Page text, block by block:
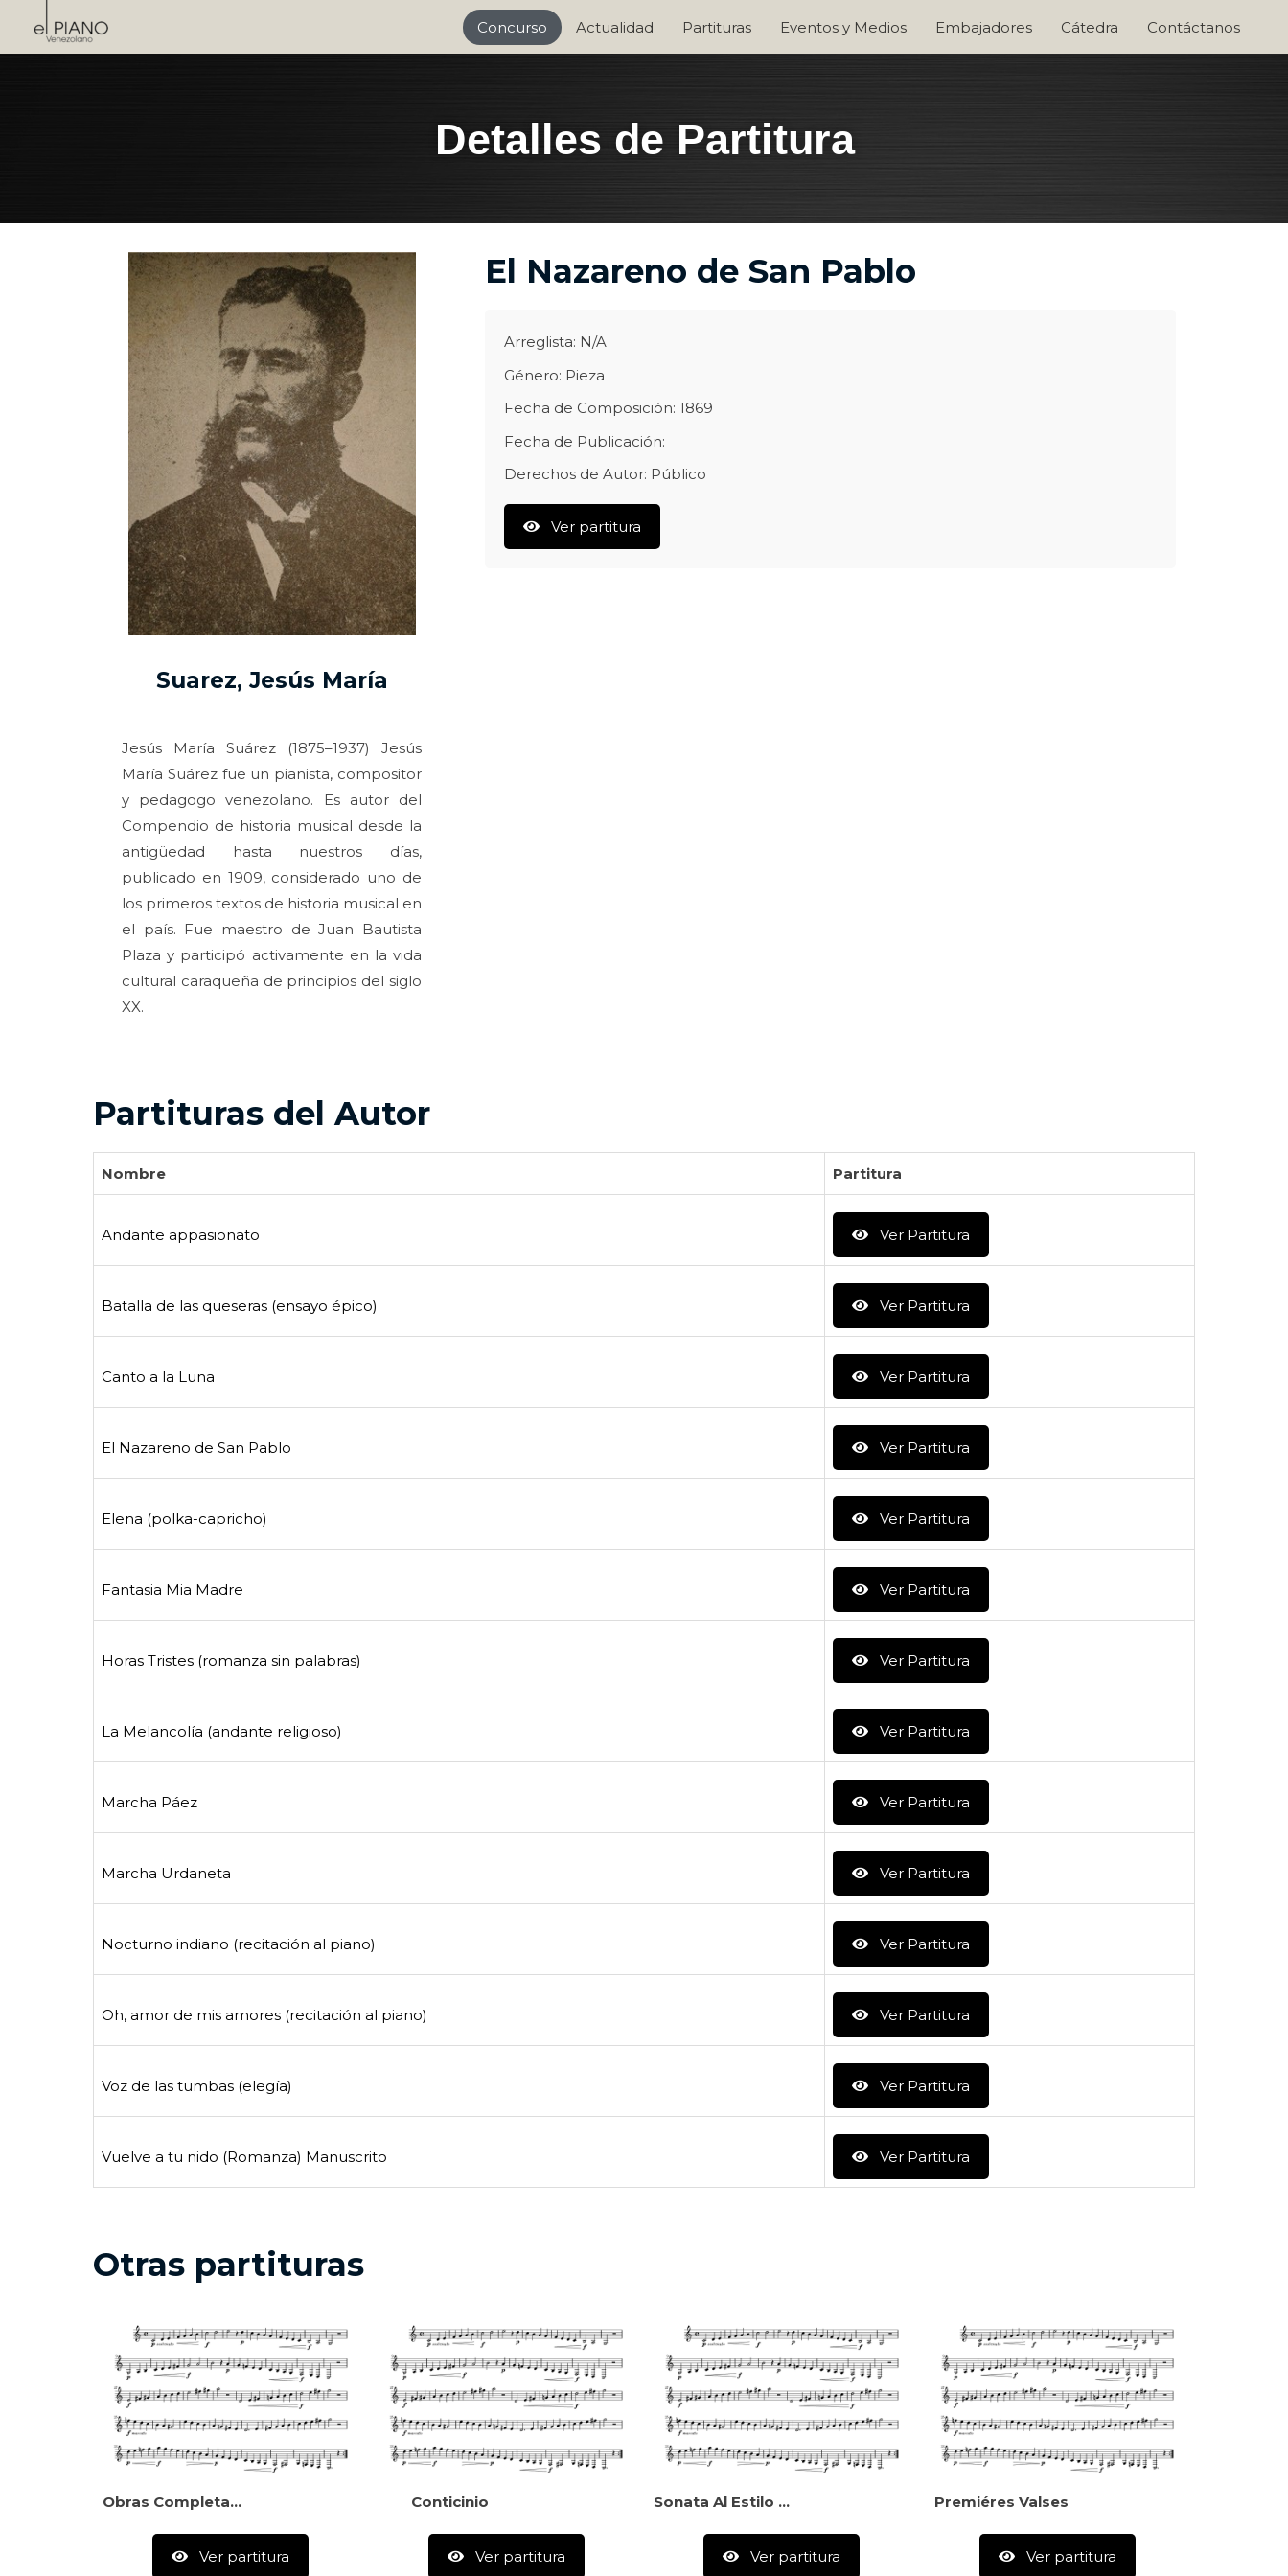
Concurso Actualidad Partituras Eventos y Medios Embajadores Cátedra Contáctanos
Detalles de Partitura
Suarez, Jesús María
Jesús María Suárez (1875–1937) Jesús
María Suárez fue un pianista, compositor
y pedagogo venezolano. Es autor del
Compendio de historia musical desde la
antigüedad hasta nuestros días,
publicado en 1909, considerado uno de
los primeros textos de historia musical en
el país. Fue maestro de Juan Bautista
Plaza y participó activamente en la vida
cultural caraqueña de principios del siglo
XX.
El Nazareno de San Pablo
Arreglista: N/A
Género: Pieza
Fecha de Composición: 1869
Fecha de Publicación:
Derechos de Autor: Público
Ver partitura
Partituras del Autor
Nombre Partitura
Andante appasionato Ver Partitura
Batalla de las queseras (ensayo épico) Ver Partitura
Canto a la Luna Ver Partitura
El Nazareno de San Pablo Ver Partitura
Elena (polka-capricho) Ver Partitura
Fantasia Mia Madre Ver Partitura
Horas Tristes (romanza sin palabras) Ver Partitura
La Melancolía (andante religioso) Ver Partitura
Marcha Páez Ver Partitura
Marcha Urdaneta Ver Partitura
Nocturno indiano (recitación al piano) Ver Partitura
Oh, amor de mis amores (recitación al piano) Ver Partitura
Voz de las tumbas (elegía) Ver Partitura
Vuelve a tu nido (Romanza) Manuscrito Ver Partitura
Otras partituras
Obras Completas Para Piano, Edición Khristien Maelzner
Ver partitura
Conticinio
Ver partitura
Sonata Al Estilo Clásico (2do Tiempo)
Ver partitura
Premiéres Valses
Ver partitura